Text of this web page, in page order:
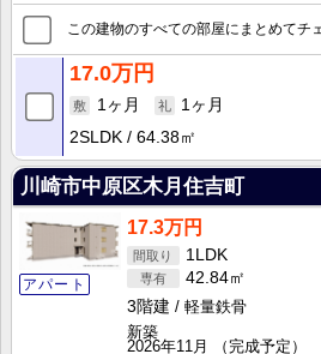
この建物のすべての部屋にまとめてチ
17.0万円
1ヶ月
1ヶ月
2SLDK
64.38㎡
川崎市中原区木月住吉町
アパート
17.3万円
1LDK
42.84㎡
3階建
軽量鉄骨
新築
2026年11月
（完成予定）